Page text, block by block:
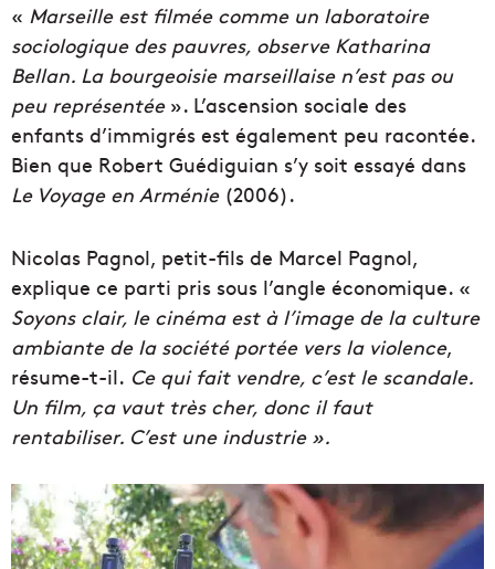
« Marseille est filmée comme un laboratoire
sociologique des pauvres, observe Katharina
Bellan. La bourgeoisie marseillaise n’est pas ou
peu représentée». L’ascension sociale des
enfants d’immigrés est également peu racontée.
Bien que Robert Guédiguian s’y soit essayé dans
Le Voyage en Arménie(2006).
Nicolas Pagnol, petit-fils de Marcel Pagnol,
explique ce parti pris sous l’angle économique. «
Soyons clair, le cinéma est à l’image de la culture
ambiante de la société portée vers la violence,
résume-t-il. Ce qui fait vendre, c’est le scandale.
Un film, ça vaut très cher, donc il faut
rentabiliser. C’est une industrie ».